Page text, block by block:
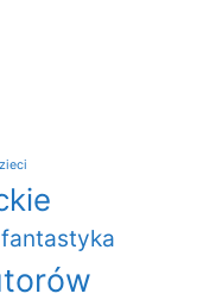
fantastyka